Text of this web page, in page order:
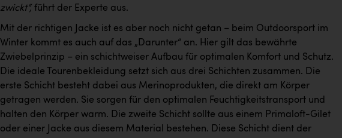
zwickt“, führt der Experte aus.
Mit der richtigen Jacke ist es aber noch nicht getan – beim Outdoorsport im
Winter kommt es auch auf das „Darunter“ an. Hier gilt das bewährte
Zwiebelprinzip – ein schichtweiser Aufbau für optimalen Komfort und Schutz.
Die ideale Tourenbekleidung setzt sich aus drei Schichten zusammen. Die
erste Schicht besteht dabei aus Merinoprodukten, die direkt am Körper
getragen werden. Sie sorgen für den optimalen Feuchtigkeitstransport und
halten den Körper warm. Die zweite Schicht sollte aus einem Primaloft-Gilet
oder einer Jacke aus diesem Material bestehen. Diese Schicht dient der